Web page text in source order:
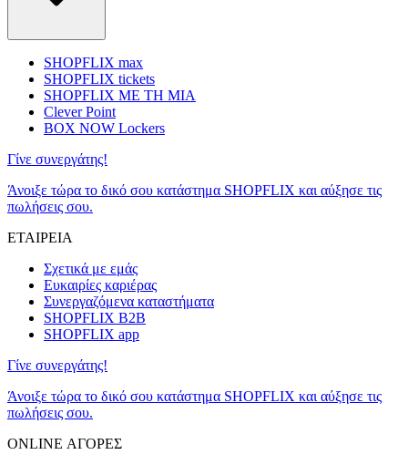
SHOPFLIX max
SHOPFLIX tickets
SHOPFLIX ΜΕ ΤΗ ΜΙΑ
Clever Point
BOX NOW Lockers
Γίνε συνεργάτης!
Άνοιξε τώρα το δικό σου κατάστημα SHOPFLIX και αύξησε τις
πωλήσεις σου.
ΕΤΑΙΡΕΙΑ
Σχετικά με εμάς
Ευκαιρίες καριέρας
Συνεργαζόμενα καταστήματα
SHOPFLIX B2B
SHOPFLIX app
Γίνε συνεργάτης!
Άνοιξε τώρα το δικό σου κατάστημα SHOPFLIX και αύξησε τις
πωλήσεις σου.
ONLINE ΑΓΟΡΕΣ